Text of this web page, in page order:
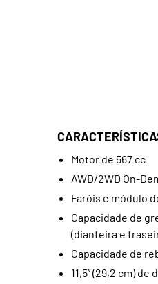
Motor de 567 cc
AWD/2WD On-
Faróis e módulo
Capacidade de
(dianteira e
Capacidade de
11,5” (29,2 cm)